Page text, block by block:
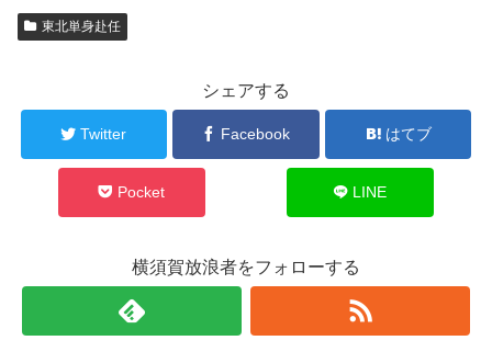
東北単身赴任
シェアする
Twitter Facebook はてブ
Pocket LINE
横須賀放浪者をフォローする